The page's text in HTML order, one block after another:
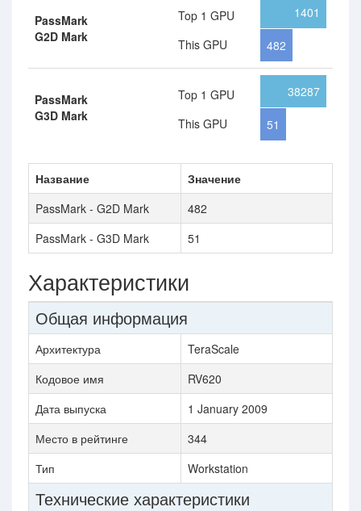
PassMark
G2D Mark
Top 1 GPU
This GPU
1401
482
PassMark
G3D Mark
Top 1 GPU
This GPU
38287
51
Название
Значение
PassMark - G2D Mark
482
PassMark - G3D Mark
51
Характеристики
Общая информация
Архитектура
TeraScale
Кодовое имя
RV620
Дата выпуска
1 January 2009
Место в рейтинге
344
Тип
Workstation
Технические характеристики